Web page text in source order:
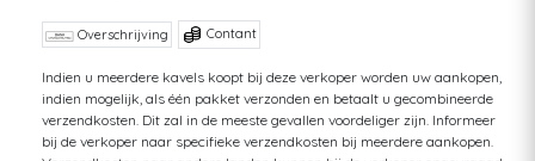
hoger uitvallen dan het getoonde tarief aangezien de uiteindelijke
verkoopprijs niet altijd bekend is. Bij een aangetekende zending bent u
verzekerd tegen schade of verlies van uw zending. Bij een standaard
zending kan ik geen terugbetaling doen van uw aankoop bij verlies of
schade. Voor vragen hierover kunt u altijd contact opnemen. Aankopen
worden, zonder afspraak, maximaal 1 jaar bewaard. Daarna kunt u
Overschrijving Contant
Indien u meerdere kavels koopt bij deze verkoper worden uw aankopen,
indien mogelijk, als één pakket verzonden en betaalt u gecombineerde
verzendkosten. Dit zal in de meeste gevallen voordeliger zijn. Informeer
bij de verkoper naar specifieke verzendkosten bij meerdere aankopen.